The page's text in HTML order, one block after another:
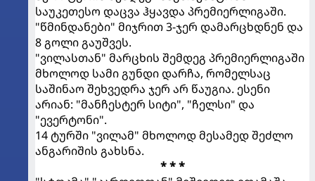
საუკეთესო დაცვა ჰყავდა პრემიერლიგაში.
"წმინდანები" მიჯრით 3-ჯერ დამარცხდნენ და
8 გოლი გაუშვეს.
"ვილასთან" მარცხის შემდეგ პრემიერლიგაში
მხოლოდ სამი გუნდი დარჩა, რომელსაც
საშინაო შეხვედრა ჯერ არ წაუგია. ესენი
არიან: "მანჩესტერ სიტი", "ჩელსი" და
"ევერტონი".
14 ტურში "ვილამ" მხოლოდ მესამედ შეძლო
ანგარიშის გახსნა.
* * *